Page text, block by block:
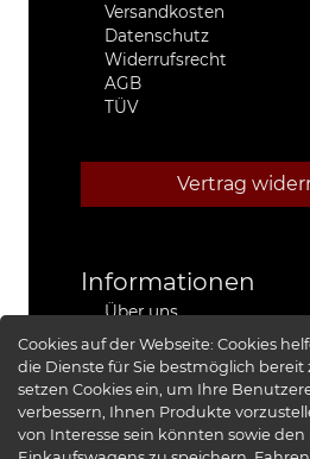
Cookies auf der Webseite:Cookies
die Dienste für Sie bestmöglich bereit
setzen Cookies ein, um Ihre
verbessern, Ihnen Produkte
von Interesse sein könnten sowie
Versandkosten
Datenschutz
Widerrufsrecht
AGB
TÜV
Vertrag
Informationen
Über uns
Stützpunkthändler
4x4 Kfz-Meister
Presse
Red Baron I
Red Baron II
XRRA